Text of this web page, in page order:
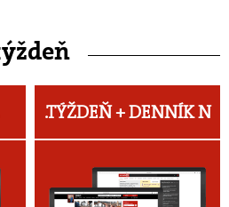
.TÝŽDEŇ +DENNÍK N